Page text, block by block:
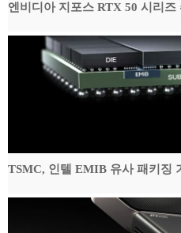
엔비디아 지포스 RTX 50 시리
TSMC, 인텔 EMIB 유사 패키징